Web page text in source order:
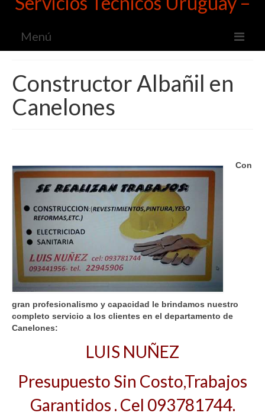
Menú
Servicio Tecnico PC
Diseñador Web
Servicio Tecnico Lavarropas
Pintor De Casas
Sanitarios
Técnico En Aires Acondicionados
Carpinteros
Cerrajeros
Vidrierias
Constructor Albañil en
Canelones
Con
gran profesionalismo y capacidad le brindamos nuestro
completo servicio a los clientes en el departamento de
Canelones:
LUIS NUÑEZ
Presupuesto Sin Costo,Trabajos
Garantidos . Cel 093781744.